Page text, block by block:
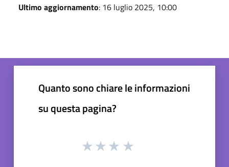
Ultimo aggiornamento: 16 luglio 2025, 10:00
Quanto sono chiare le informazioni
su questa pagina?